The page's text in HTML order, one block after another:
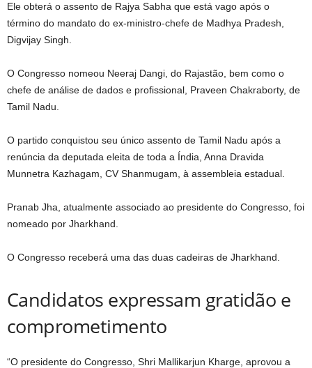
Ele obterá o assento de Rajya Sabha que está vago após o
término do mandato do ex-ministro-chefe de Madhya Pradesh,
Digvijay Singh.
O Congresso nomeou Neeraj Dangi, do Rajastão, bem como o
chefe de análise de dados e profissional, Praveen Chakraborty, de
Tamil Nadu.
O partido conquistou seu único assento de Tamil Nadu após a
renúncia da deputada eleita de toda a Índia, Anna Dravida
Munnetra Kazhagam, CV Shanmugam, à assembleia estadual.
Pranab Jha, atualmente associado ao presidente do Congresso, foi
nomeado por Jharkhand.
O Congresso receberá uma das duas cadeiras de Jharkhand.
Candidatos expressam gratidão e
comprometimento
“O presidente do Congresso, Shri Mallikarjun Kharge, aprovou a